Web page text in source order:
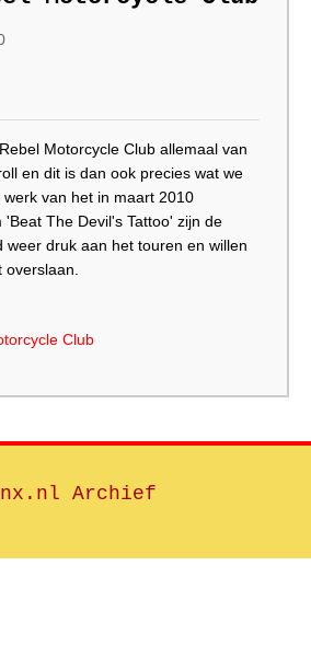
Motorcycle Club allemaal van
en dit is dan ook precies wat we
van het in maart 2010
The Devil's Tattoo' zijn de
weer druk aan het touren en willen
Club
Archief